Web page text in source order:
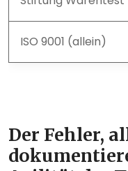
ISO 9001 (allein)
Der Fehler,